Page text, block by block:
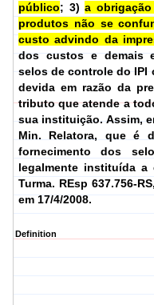
público; 3)a
produtos não se
custo advindo da
dos custos e demais
selos de controle do IPI
devida em razão da
tributo que atende a
sua instituição. Assim,
Min. Relatora, que é
fornecimento dos
legalmente instituída
Turma. REsp 637.756-
em 17/4/2008.
Definition